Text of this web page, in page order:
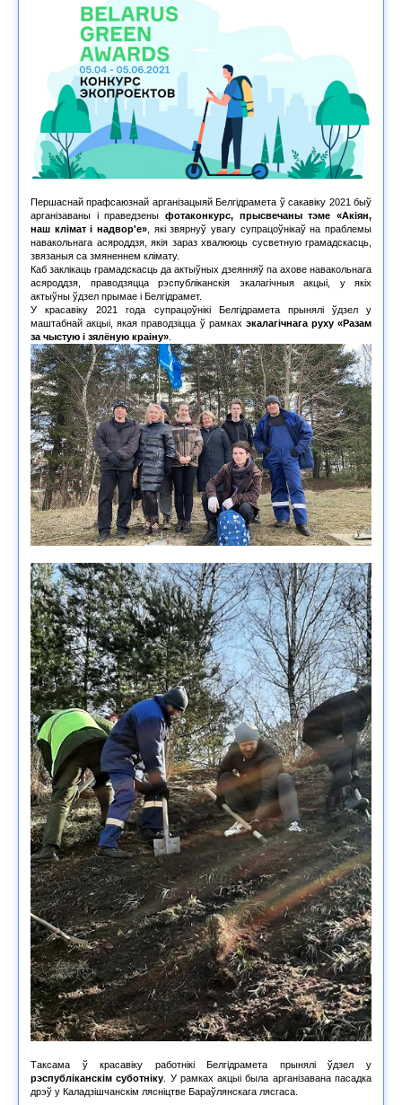
Першаснай прафсаюзнай арганізацыяй Белгідрамета ў сакавіку 2021 быў
арганізаваны і праведзены фотаконкурс, прысвечаны тэме «Акіян,
наш клімат і надвор'е», які звярнуў увагу супрацоўнікаў на праблемы
навакольнага асяроддзя, якія зараз хвалююць сусветную грамадскасць,
звязаныя са змяненнем клімату.
Каб заклікаць грамадскасць да актыўных дзеянняў па ахове навакольнага
асяроддзя, праводзяцца рэспубліканскія экалагічныя акцыі, у якіх
актыўны ўдзел прымае і Белгідрамет.
У красавіку 2021 года супрацоўнікі Белгідрамета прынялі ўдзел у
маштабнай акцыі, якая праводзіцца ў рамках экалагічнага руху «Разам
за чыстую і зялёную краіну».
Таксама ў красавіку работнікі Белгідрамета прынялі ўдзел у
рэспубліканскім суботніку . У рамках акцыі была арганізавана пасадка
дрэў у Каладзішчанскім лясніцтве Бараўлянскага лясгаса.